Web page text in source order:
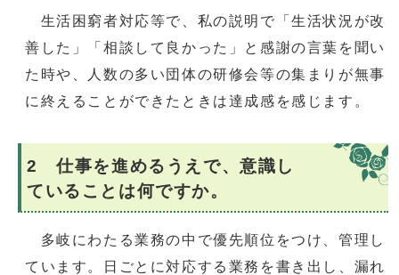
生活困窮者対応等で、私の説明で「生活状況が改
善した」「相談して良かった」と感謝の言葉を聞い
た時や、人数の多い団体の研修会等の集まりが無事
に終えることができたときは達成感を感じます。
2 仕事を進めるうえで、意識し
ていることは何ですか。
多岐にわたる業務の中で優先順位をつけ、管理し
ています。日ごとに対応する業務を書き出し、漏れ